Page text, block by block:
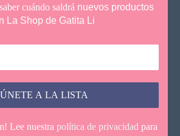
cuándo saldrá nuevos productos
La Shop de Gatita Li
Lee nuestra política de privacidad para